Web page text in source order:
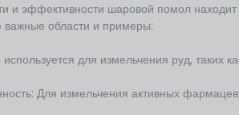
и эффективности шаровой помол
области и примеры:
для измельчения руд, таких
Для измельчения активных